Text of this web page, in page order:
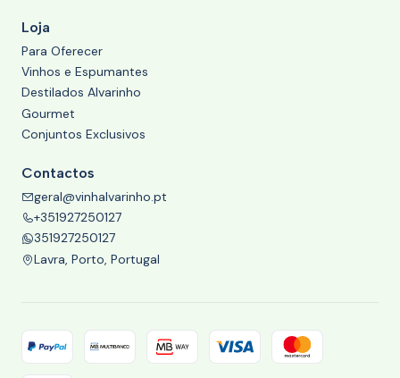
Loja
Para Oferecer
Vinhos e Espumantes
Destilados Alvarinho
Gourmet
Conjuntos Exclusivos
Contactos
geral@vinhalvarinho.pt
+351927250127
351927250127
Lavra, Porto, Portugal